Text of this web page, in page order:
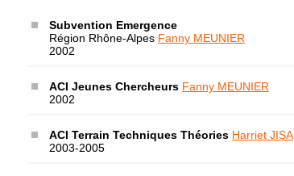
Subvention Emergence
Région Rhône-Alpes Fanny MEUNIER
2002
ACI Jeunes Chercheurs Fanny MEUNIER
2002
ACI Terrain Techniques Théories Harriet JISA
2003-2005